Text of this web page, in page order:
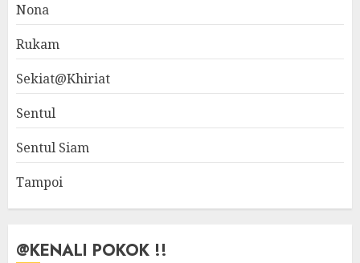
Nona
Rukam
Sekiat@Khiriat
Sentul
Sentul Siam
Tampoi
@KENALI POKOK !!